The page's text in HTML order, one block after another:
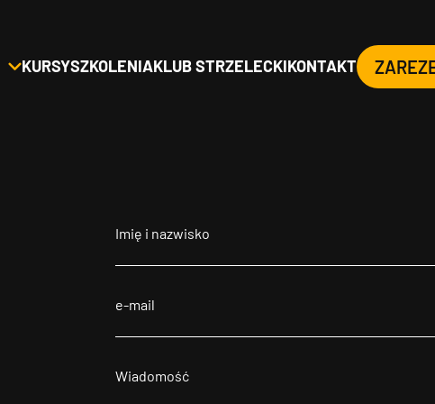
KURSYSZKOLENIAKLUB STRZELECKIKONTAKT